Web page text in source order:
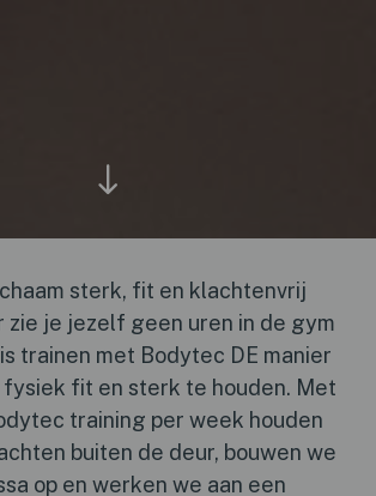
sterk, fit en klachtenvrij
zie je jezelf geen uren in de gym
trainen met Bodytec DE manier
fysiek fit en sterk te houden. Met
training per week houden
buiten de deur, bouwen we
op en werken we aan een